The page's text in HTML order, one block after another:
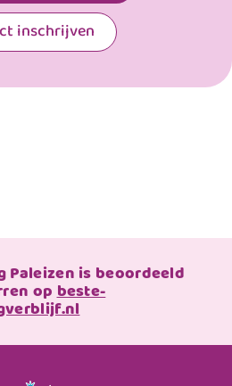
inschrijven
Paleizen is beoordeeld
opbeste-